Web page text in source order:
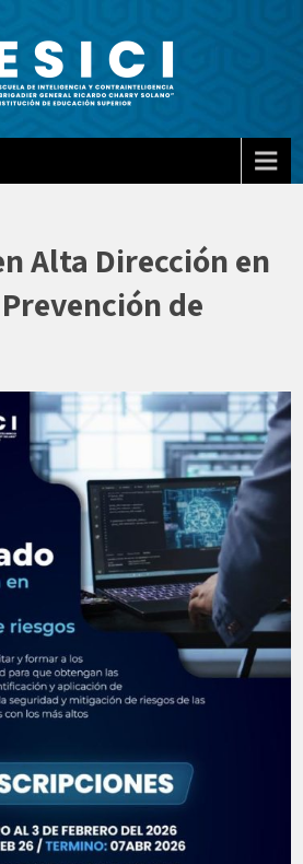
Inteligencia Y
"BG Ricardo
Alta Dirección en
de